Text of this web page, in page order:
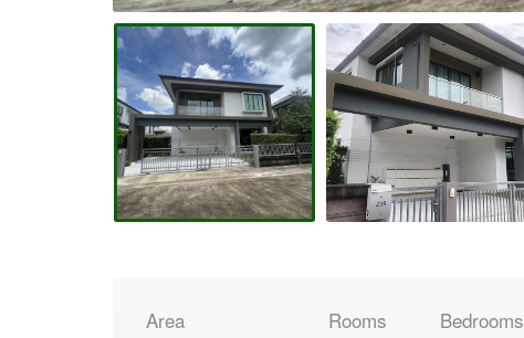
Area
Rooms
Bedrooms